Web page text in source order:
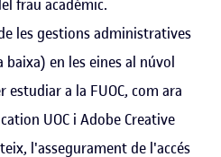
frau acadèmic.
les gestions administratives
baixa) en les eines al núvol
estudiar a la FUOC, com ara
UOC i Adobe Creative
l'assegurament de l'accés